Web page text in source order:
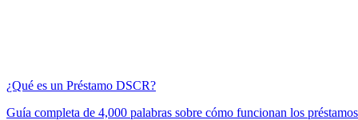
¿Qué es un Préstamo DSCR?
Guía completa de 4,000 palabras sobre cómo funcionan los